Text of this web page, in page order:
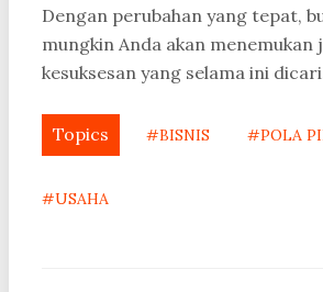
Dengan perubahan yang tepat,
mungkin Anda akan menemukan
kesuksesan yang selama ini
Topics #BISNIS #POLA
#USAHA